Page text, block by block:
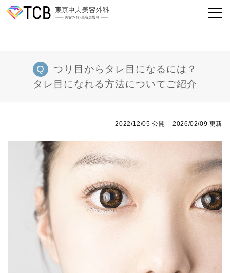
つり目からタレ目になるには？
タレ目になれる方法についてご紹介
2022/12/05 公開 2026/02/09 更新